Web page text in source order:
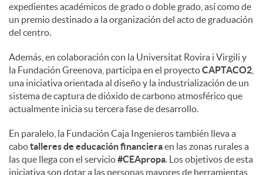
expedientes académicos de grado o doble grado, así como de
un premio destinado a la organización del acto de graduación
del centro.
Además, en colaboración con la Universitat Rovira i Virgili y
la Fundación Greenova, participa en el proyectoCAPTACO2
una iniciativa orientada al diseño y la industrialización de un
sistema de captura de dióxido de carbono atmosférico que
actualmente inicia su tercera fase de desarrollo.
En paralelo, la Fundación Caja Ingenieros también lleva a
cabotalleres de educación financieraen las zonas rurales a
las que llega con el servicio#CEApropa. Los objetivos de esta
iniciativa son dotar a las personas mayores de herramientas